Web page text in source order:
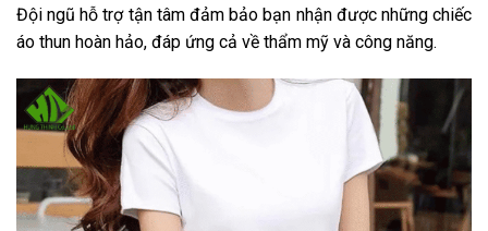
Đội ngũ hỗ trợ tận tâm đảm bảo bạn nhận được những chiếc
áo thun hoàn hảo, đáp ứng cả về thẩm mỹ và công năng.